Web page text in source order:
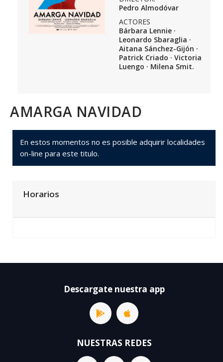
Pedro Almodóvar
ACTORES
Bárbara Lennie ·
Leonardo Sbaraglia ·
Aitana Sánchez-Gijón ·
Patrick Criado · Victoria
Luengo · Milena Smit.
AMARGA NAVIDAD
En estos momentos no es posible adquirir localidades
on-line para este titulo.
Horarios
Descargate nuestra app
NUESTRAS REDES